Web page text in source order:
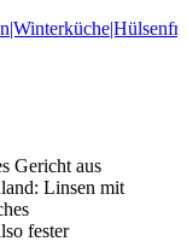
Gericht aus
Linsen mit
fester